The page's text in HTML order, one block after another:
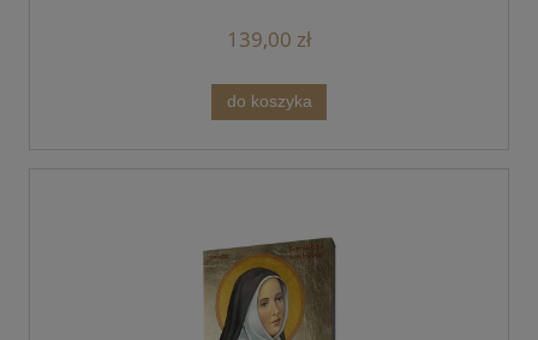
139,00 zł
do koszyka